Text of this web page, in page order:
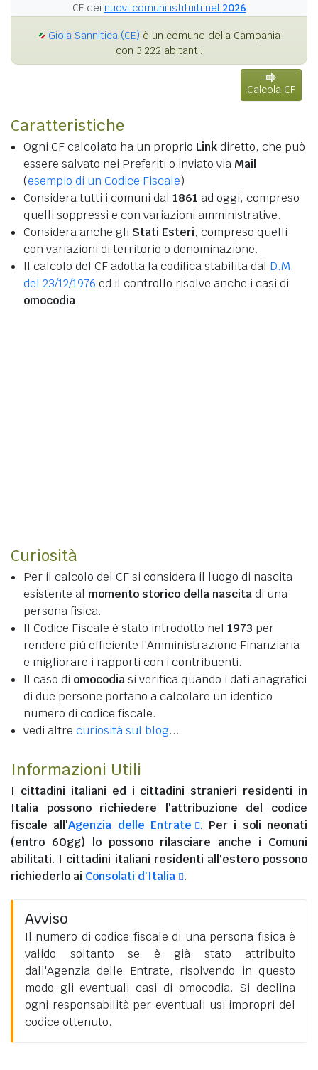
CF dei nuovi comuni istituiti nel 2026
Gioia Sannitica (CE) è un comune della Campania
con 3.222 abitanti.
Calcola CF
Caratteristiche
Ogni CF calcolato ha un proprio Linkdiretto, che può
essere salvato nei Preferiti o inviato via Mail
(esempio di un Codice Fiscale)
Considera tutti i comuni dal 1861 ad oggi, compreso
quelli soppressi e con variazioni amministrative.
Considera anche gli Stati Esteri, compreso quelli
con variazioni di territorio o denominazione.
Il calcolo del CF adotta la codifica stabilita dal D.M.
del 23/12/1976 ed il controllo risolve anche i casi di
omocodia.
Curiosità
Per il calcolo del CF si considera il luogo di nascita
esistente al momento storico della nascitadi una
persona fisica.
Il Codice Fiscale è stato introdotto nel 1973 per
rendere più efficiente l'Amministrazione Finanziaria
e migliorare i rapporti con i contribuenti.
Il caso di omocodiasi verifica quando i dati anagrafici
di due persone portano a calcolare un identico
numero di codice fiscale.
vedi altre curiosità sul blog...
Informazioni Utili
I cittadini italiani ed i cittadini stranieri residenti in
Italia possono richiedere l'attribuzione del codice
fiscale all'Agenzia delle Entrate
. Per i soli neonati
(entro 60gg) lo possono rilasciare anche i Comuni
abilitati. I cittadini italiani residenti all'esteropossono
richiederlo ai Consolati d'Italia .
Avviso
Il numero di codice fiscale di una persona fisica è
valido soltanto se è già stato attribuito
dall'Agenzia delle Entrate, risolvendo in questo
modo gli eventuali casi di omocodia. Si declina
ogni responsabilità per eventuali usi impropri del
codice ottenuto.